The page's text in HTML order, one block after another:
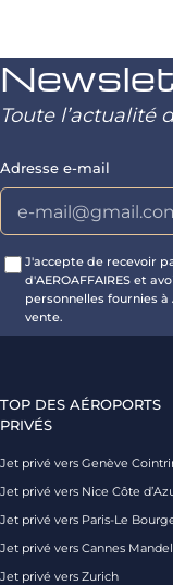
Toute l’actualité
Adresse e-mail
J'accepte de recevoir
d'AEROAFFAIRES et
personnelles fournies à
vente.
TOP DES AÉROPORTS
PRIVÉS
Jet privé vers Genève
Jet privé vers Nice Côte
Jet privé vers Paris-Le
Jet privé vers Cannes
Jet privé vers Zurich